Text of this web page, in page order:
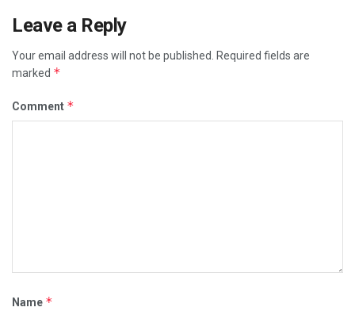
Leave a Reply
Your email address will not be published. Required fields are
marked *
Comment *
Name *